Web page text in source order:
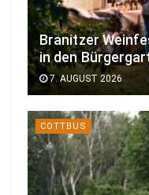
Branitzer
in den
7. AUGUST 2026
COTTBUS